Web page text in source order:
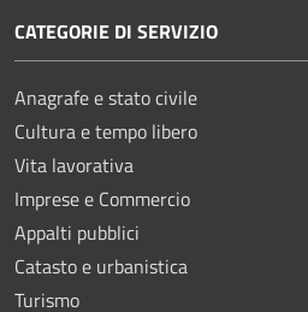
CATEGORIE DI SERVIZIO
Anagrafe e stato civile
Cultura e tempo libero
Vita lavorativa
Imprese e Commercio
Appalti pubblici
Catasto e urbanistica
Turismo